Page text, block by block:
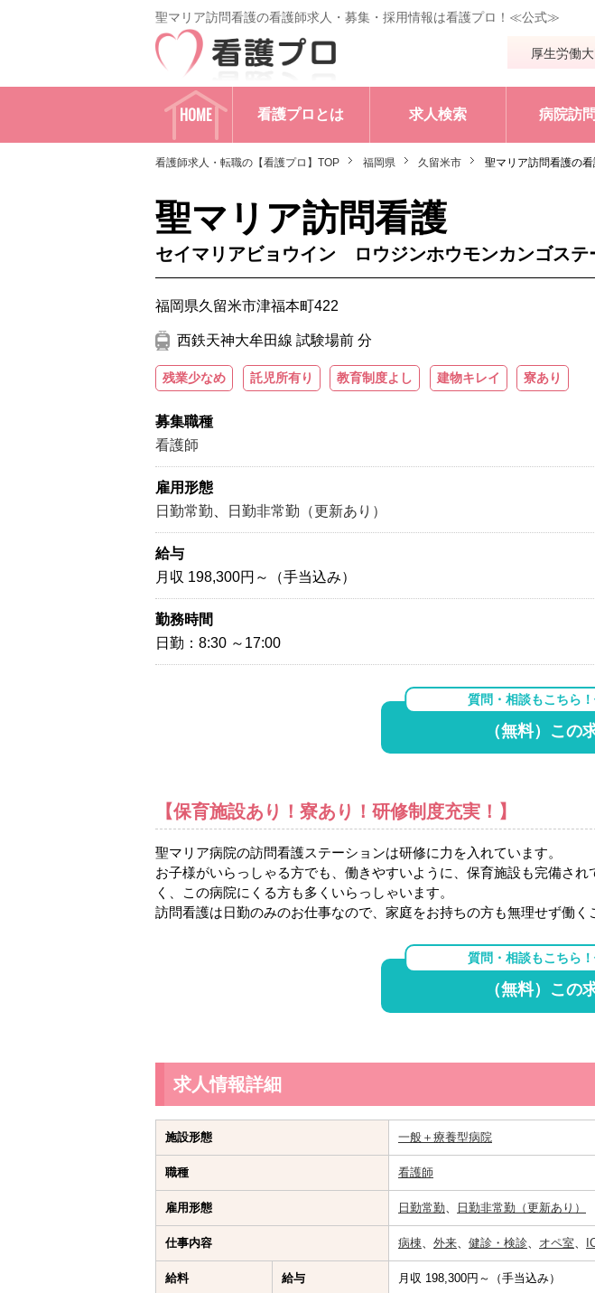
聖マリア訪問看護の看護師求人・募集・採用情報は看護プロ！≪公式≫
厚生労働
HOME 看護プロとは 求人検索 病院訪
看護師求人・転職の【看護プロ】TOP 福岡県 久留米市 聖マリア訪問看護の
聖マリア訪問看護
セイマリアビョウイン ロウジンホウモンカンゴステ
福岡県久留米市津福本町422
西鉄天神大牟田線 試験場前 分
残業少なめ 託児所有り 教育制度よし 建物キレイ 寮あり
募集職種
看護師
雇用形態
日勤常勤
日勤非常勤（更新あり）
給与
月収 198,300円～（手当込み）
勤務時間
日勤：8:30 ～17:00
質問・相談もこちら
（無料）この
【保育施設あり！寮あり！研修制度充実！】
聖マリア病院の訪問看護ステーションは研修に力を入れています。
お子様がいらっしゃる方でも、働きやすいように、保育施設も完備さ
く、この病院にくる方も多くいらっしゃいます。
訪問看護は日勤のみのお仕事なので、家庭をお持ちの方も無理せず働く
質問・相談もこちら
（無料）この
求人情報詳細
施設形態 一般＋療養型病院
職種 看護師
雇用形態 日勤常勤、 日勤非常勤（更新あり）
仕事内容 病棟、 外来、 健診・検診、 オペ室、
給料 給与 月収 198,300円～（手当込み）